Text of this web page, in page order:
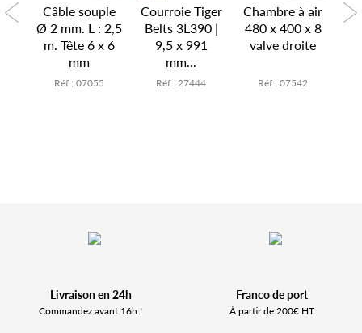
Câble souple
Ø 2 mm. L : 2,5
m. Tête 6 x 6
mm
Réf : 07055
Courroie Tiger
Belts 3L390 |
9,5 x 991
mm...
Réf : 27444
Chambre à air
480 x 400 x 8
valve droite
Réf : 07542
Livraison en 24h
Commandez avant 16h !
Franco de port
À partir de 200€ HT